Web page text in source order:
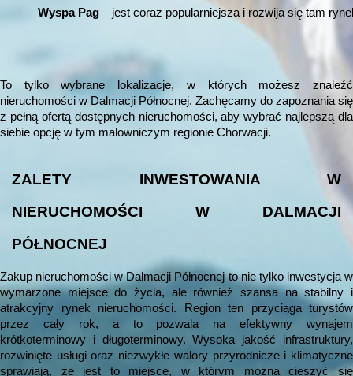
Wyspa Pag – jest coraz popularniejsza i rozwija się tam
To tylko wybrane lokalizacje, w których możesz znaleźć
nieruchomości w Dalmacji Północnej. Zachęcamy do zapoznania się
z pełną ofertą dostępnych nieruchomości, aby wybrać najlepszą dla
siebie opcję w tym malowniczym regionie Chorwacji.
ZALETY INWESTOWANIA W
NIERUCHOMOŚCI W DALMACJI
PÓŁNOCNEJ
Zakup nieruchomości w Dalmacji Północnej to nie tylko inwestycja w
wymarzone miejsce do życia, ale również szansa na stabilny i
atrakcyjny rynek nieruchomości. Region ten przyciąga turystów
przez cały rok, a to pozwala na efektywny wynajem
krótkoterminowy i długoterminowy. Wysoka jakość infrastruktury,
rozwinięte usługi oraz niezwykłe walory przyrodnicze i klimatyczne
sprawiają, że jest to miejsce, w którym można cieszyć się